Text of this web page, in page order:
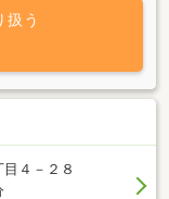
かったと納得、安
せていただきま
いない場合でもご
主様のご都合でイン
をご紹介させていた
でに生活保護を受
探しのことなら、
扱う
４－２８